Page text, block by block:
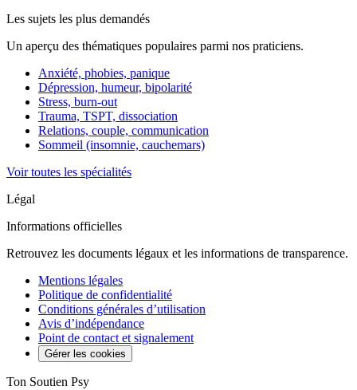
Les sujets les plus demandés
Un aperçu des thématiques populaires parmi nos praticiens.
Anxiété, phobies, panique
Dépression, humeur, bipolarité
Stress, burn-out
Trauma, TSPT, dissociation
Relations, couple, communication
Sommeil (insomnie, cauchemars)
Voir toutes les spécialités
Légal
Informations officielles
Retrouvez les documents légaux et les informations de transparence.
Mentions légales
Politique de confidentialité
Conditions générales d’utilisation
Avis d’indépendance
Point de contact et signalement
Gérer les cookies
Ton Soutien Psy